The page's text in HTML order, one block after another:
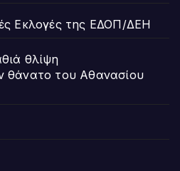
Εκλογές της ΕΔΟΠ/ΔΕΗ
θλίψη
θάνατο του Αθανασίου